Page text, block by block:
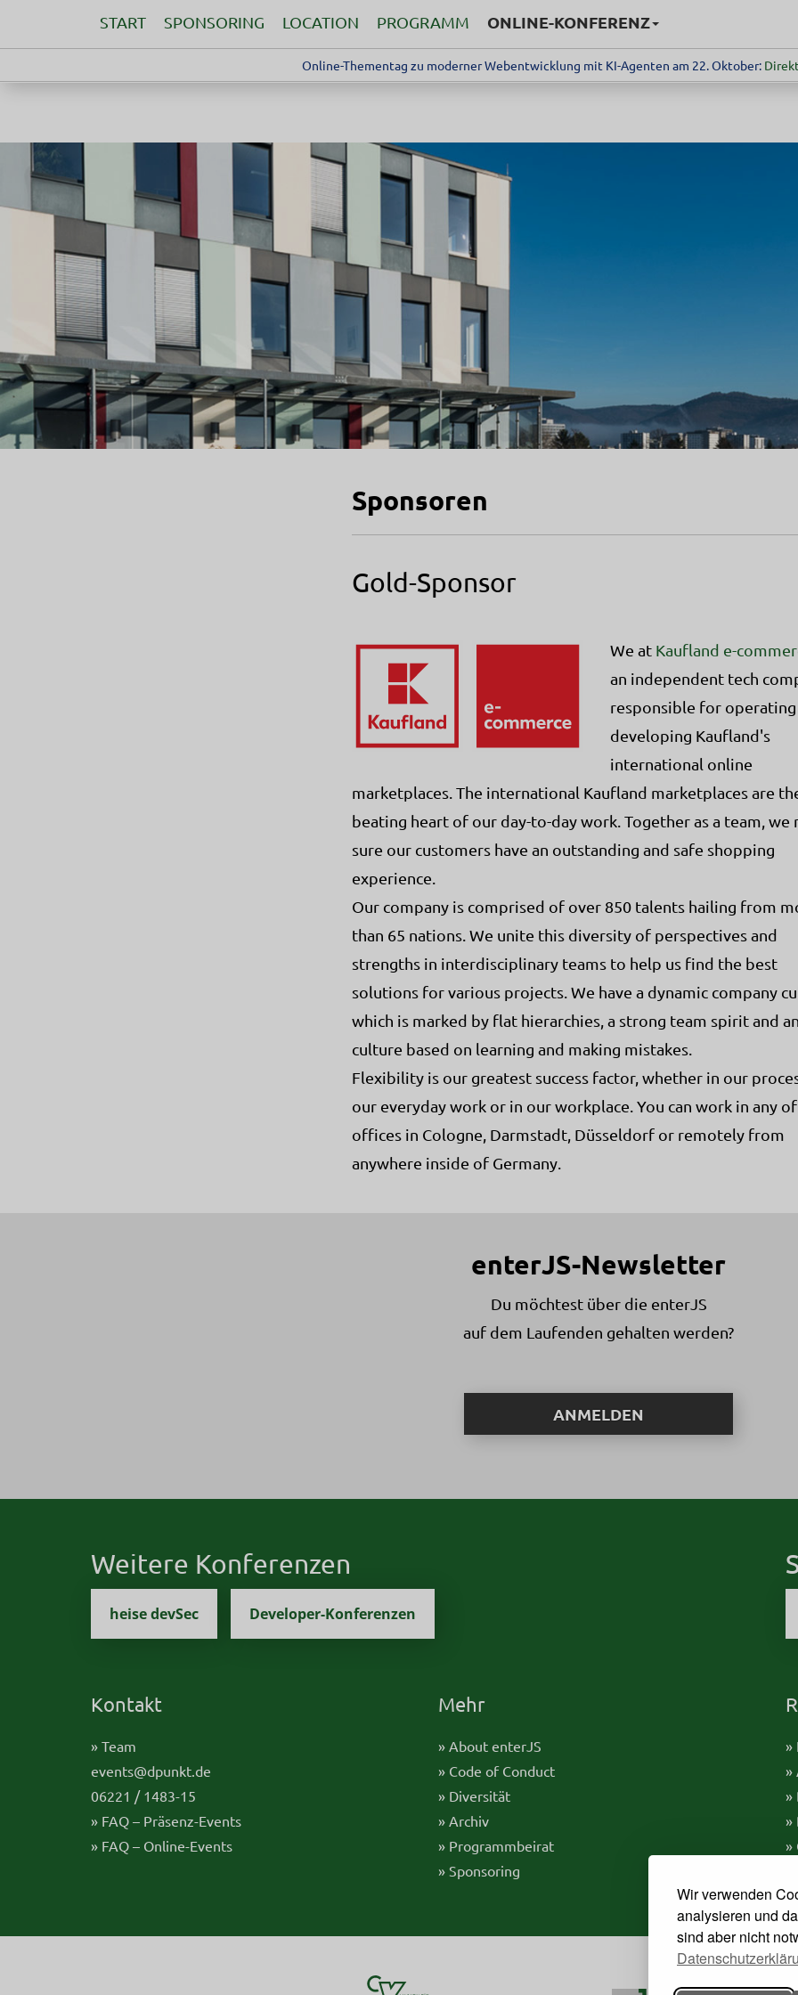
Wir verwenden
analysieren und
sind aber nicht
START SPONSORING LOCATION PROGRAMM ONLINE-KONFERENZ
Online-Thementag zu moderner Webentwicklung mit KI-Agenten am 22. Oktober:
Sponsoren
Gold-Sponsor
We at Kaufland e-
an independent tech
responsible for operating
developing Kaufland's
international online
marketplaces. The international Kaufland marketplaces are
beating heart of our day-to-day work. Together as a team, we
sure our customers have an outstanding and safe shopping
experience.
Our company is comprised of over 850 talents hailing from
than 65 nations. We unite this diversity of perspectives and
strengths in interdisciplinary teams to help us find the best
solutions for various projects. We have a dynamic company
which is marked by flat hierarchies, a strong team spirit and
culture based on learning and making mistakes.
Flexibility is our greatest success factor, whether in our
our everyday work or in our workplace. You can work in any
offices in Cologne, Darmstadt, Düsseldorf or remotely from
anywhere inside of Germany.
enterJS-Newsletter
Du möchtest über die enterJS
auf dem Laufenden gehalten werden?
ANMELDEN
Weitere Konferenzen
heise devSec Developer-Konferenzen
Kontakt
» Team
events@dpunkt.de
06221 / 1483-15
» FAQ – Präsenz-Events
» FAQ – Online-Events
Mehr
» About enterJS
» Code of Conduct
» Diversität
» Archiv
» Programmbeirat
» Sponsoring
»
»
»
»
»